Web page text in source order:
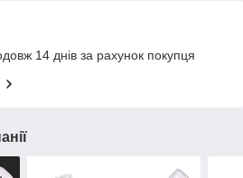
14 днів за рахунок покупця